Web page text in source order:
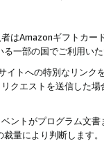
はAmazonギフトカ
る一部の国でご利用い
イトへの特別なリン
クエストを送信した
ントがプログラム文
量により判断します。